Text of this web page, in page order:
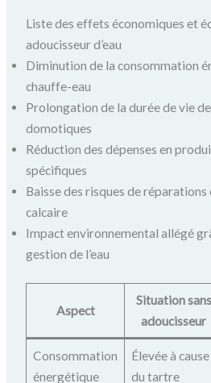
Liste des effets économiques et
adoucisseur d’eau
Diminution de la consommation
chauffe-eau
Prolongation de la durée de vie
domotiques
Réduction des dépenses en
spécifiques
Baisse des risques de réparations
calcaire
Impact environnemental allégé
gestion de l’eau
Aspect
Situation sans
adoucisseur
Consommation
énergétique
Élevée à cause
du tartre